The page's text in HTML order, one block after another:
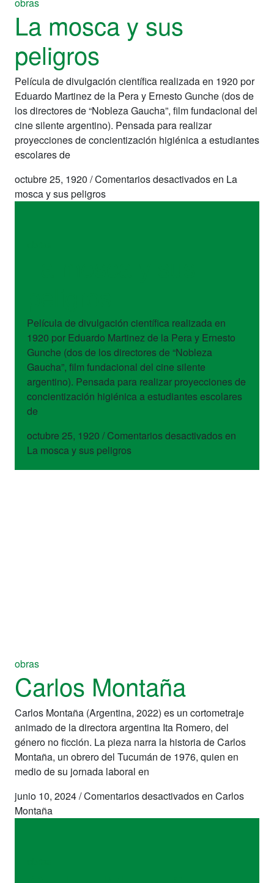
La mosca y sus
peligros
Película de divulgación científica realizada en 1920 por
Eduardo Martinez de la Pera y Ernesto Gunche (dos de
los directores de “Nobleza Gaucha”, film fundacional del
cine silente argentino). Pensada para realizar
proyecciones de concientización higiénica a estudiantes
escolares de
octubre 25, 1920 /Comentarios desactivadosen La
mosca y sus peligros
Película de divulgación científica realizada en
1920 por Eduardo Martinez de la Pera y Ernesto
Gunche (dos de los directores de “Nobleza
Gaucha”, film fundacional del cine silente
argentino). Pensada para realizar proyecciones de
concientización higiénica a estudiantes escolares
de
octubre 25, 1920 / Comentarios desactivadosen
La mosca y sus peligros
obras
Carlos Montaña
Carlos Montaña (Argentina, 2022) es un cortometraje
animado de la directora argentina Ita Romero, del
género no ficción. La pieza narra la historia de Carlos
Montaña, un obrero del Tucumán de 1976, quien en
medio de su jornada laboral en
junio 10, 2024/Comentarios desactivadosen Carlos
Montaña